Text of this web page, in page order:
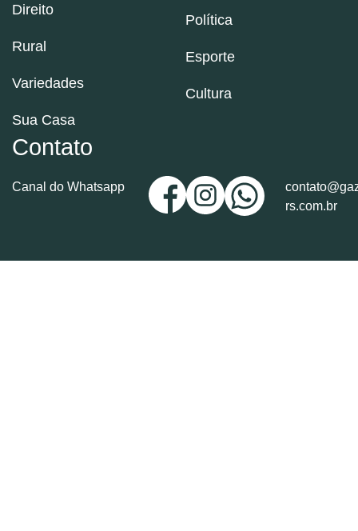
Direito
Rural
Variedades
Sua Casa
Política
Esporte
Cultura
Contato
Canal do Whatsapp
rs.com.br